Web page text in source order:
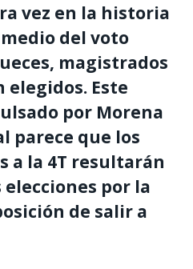
vez en la historia
del voto
magistrados
Este
por Morena
parece que los
a la 4T resultarán
por la
de salir a